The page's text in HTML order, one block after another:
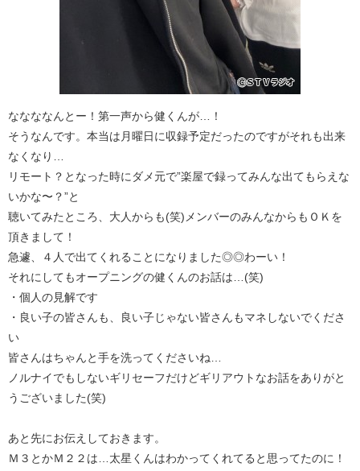
ななななんとー！第一声から健くんが…！
そうなんです。本当は月曜日に収録予定だったのですがそれも出来
なくなり…
リモート？となった時にダメ元で”楽屋で録ってみんな出てもらえな
いかな〜？”と
聴いてみたところ、大人からも(笑)メンバーのみんなからもＯＫを
頂きまして！
急遽、４人で出てくれることになりました◎◎わーい！
それにしてもオープニングの健くんのお話は…(笑)
・個人の見解です
・良い子の皆さんも、良い子じゃない皆さんもマネしないでくださ
い
皆さんはちゃんと手を洗ってくださいね…
ノルナイでもしないギリセーフだけどギリアウトなお話をありがと
うございました(笑)
あと先にお伝えしておきます。
Ｍ３とかＭ２２は…太星くんはわかってくれてると思ってたのに！